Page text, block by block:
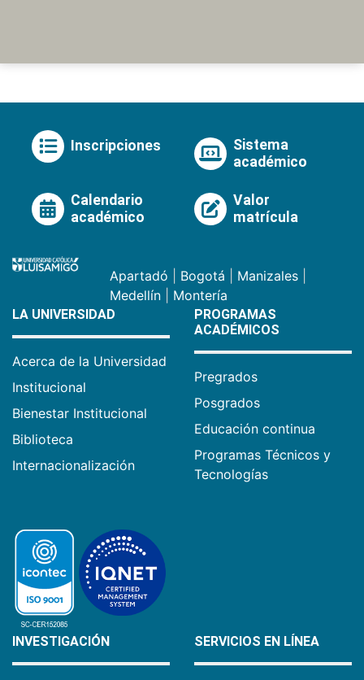
Inscripciones
Sistema
académico
Calendario
académico
Valor
matrícula
Apartadó Bogotá Manizales
Medellín
Montería
LA UNIVERSIDAD
Acerca de la Universidad
Institucional
Bienestar Institucional
Biblioteca
Internacionalización
PROGRAMAS
ACADÉMICOS
Pregrados
Posgrados
Educación continua
Programas Técnicos y
Tecnologías
INVESTIGACIÓN SERVICIOS EN LÍNEA